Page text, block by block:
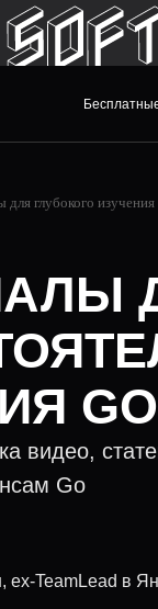
для глубокого
видео,
Go
ex-TeamLead в